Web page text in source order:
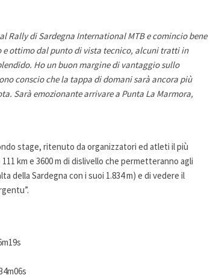
Rally di Sardegna International MTB e comincio bene
ottimo dal punto di vista tecnico, alcuni tratti in
Ho un buon margine di vantaggio sullo
conscio che la tappa di domani sarà ancora più
Sarà emozionante arrivare a Punta La Marmora,
stage, ritenuto da organizzatori ed atleti il più
km e 3600 m di dislivello che permetteranno agli
della Sardegna con i suoi 1.834 m) e di vedere il